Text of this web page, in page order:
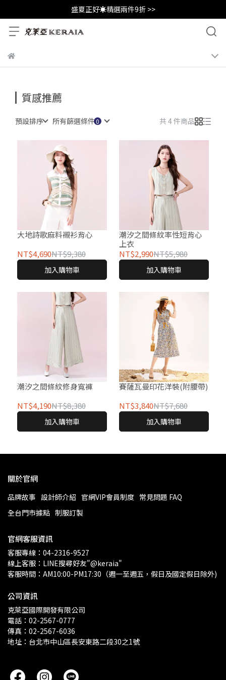
盛夏正好☀️精選兩件9折 >>
質感推薦
預設排序 所有篩選條件 共 4 件商品
大地詩歌麻料襯衫背心
NT$4,690NT$9,380
加入購物車
潮汐之間條紋率性短背心
上衣
NT$2,990NT$5,980
加入購物車
潮汐之間條紋修身寬褲
NT$4,190NT$8,380
加入購物車
賽薩瓦曼印花洋裝(附腰帶)
NT$3,840NT$7,680
加入購物車
關於官網
品牌故事 設計師介紹 官網VIP會員制度 常見問題 FAQ
全台門市據點 制服訂製
官網客服資訊
客服專線：04-2316-9527
線上客服：LINE搜尋好友"@keraia"
客服時間：AM10:00-PM17:30（週一至週五，假日及國定假日除外)
公司資訊
克萊亞國際開發有限公司
電話：02-2567-0777
傳真：02-2567-6036
地址：台北市中山區長安東路二段30之1號